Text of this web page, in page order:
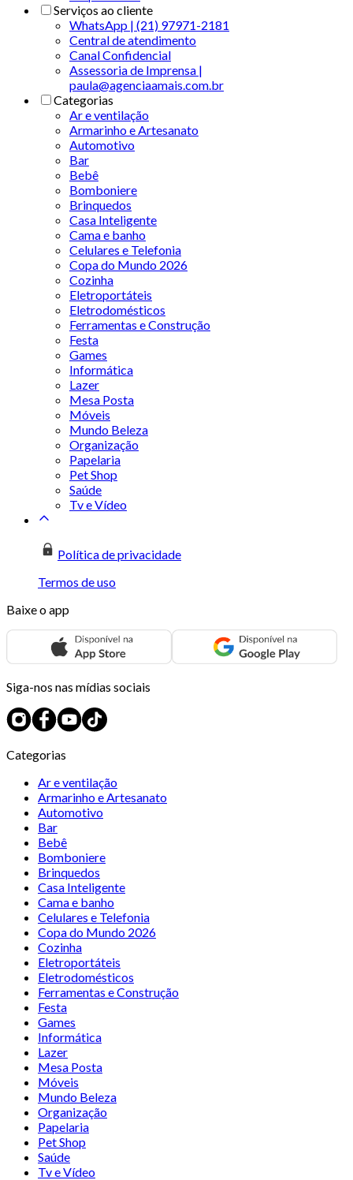
Serviços ao cliente
WhatsApp | (21) 97971-2181
Central de atendimento
Canal Confidencial
Assessoria de Imprensa |
paula@agenciaamais.com.br
Categorias
Ar e ventilação
Armarinho e Artesanato
Automotivo
Bar
Bebê
Bomboniere
Brinquedos
Casa Inteligente
Cama e banho
Celulares e Telefonia
Copa do Mundo 2026
Cozinha
Eletroportáteis
Eletrodomésticos
Ferramentas e Construção
Festa
Games
Informática
Lazer
Mesa Posta
Móveis
Mundo Beleza
Organização
Papelaria
Pet Shop
Saúde
Tv e Vídeo
Política de privacidade
Termos de uso
Baixe o app
Siga-nos nas mídias sociais
Categorias
Ar e ventilação
Armarinho e Artesanato
Automotivo
Bar
Bebê
Bomboniere
Brinquedos
Casa Inteligente
Cama e banho
Celulares e Telefonia
Copa do Mundo 2026
Cozinha
Eletroportáteis
Eletrodomésticos
Ferramentas e Construção
Festa
Games
Informática
Lazer
Mesa Posta
Móveis
Mundo Beleza
Organização
Papelaria
Pet Shop
Saúde
Tv e Vídeo